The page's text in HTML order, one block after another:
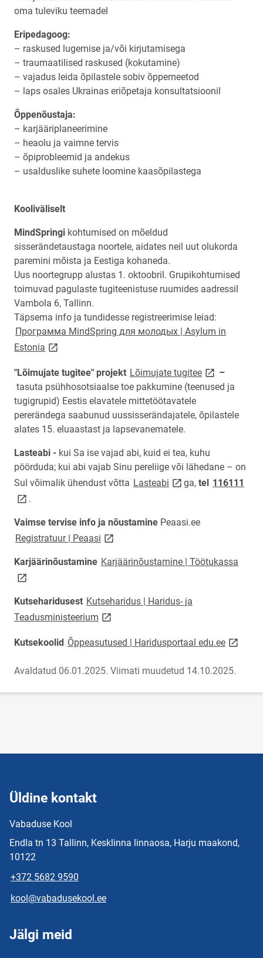
oma tuleviku teemadel
Eripedagoog:
– raskused lugemise ja/või kirjutamisega
– traumaatilised raskused (kokutamine)
– vajadus leida õpilastele sobiv õppemeetod
– laps osales Ukrainas eriõpetaja konsultatsioonil
Õppenõustaja:
– karjääriplaneerimine
– heaolu ja vaimne tervis
– õpiprobleemid ja andekus
– usalduslike suhete loomine kaasõpilastega
Kooliväliselt
MindSpringi kohtumised on mõeldud
sisserändetaustaga noortele, aidates neil uut olukorda
paremini mõista ja Eestiga kohaneda.
Uus noortegrupp alustas 1. oktoobril. Grupikohtumised
toimuvad pagulaste tugiteenistuse ruumides aadressil
Vambola 6, Tallinn.
Täpsema info ja tundidesse registreerimise leiad:
Программа MindSpring для молодых | Asylum in
Estonia link opens on new page
"Lõimujate tugitee" projekt Lõimujate tugiteelink opens on
–
tasuta psühhosotsiaalse toe pakkumine (teenused ja
tugigrupid) Eestis elavatele mittetöötavatele
pererändega saabunud uussisserändajatele, õpilastele
alates 15. eluaastast ja lapsevanematele.
Lasteabi - kui Sa ise vajad abi, kuid ei tea, kuhu
pöörduda; kui abi vajab Sinu pereliige või lähedane – on
Sul võimalik ühendust võtta Lasteabi link opens on new
ga, tel 116111
.
Vaimse tervise info ja nõustamine Peaasi.ee
Registratuur | Peaasi link opens on new page
Karjäärinõustamine Karjäärinõustamine | Töötukassa
Kutseharidusest Kutseharidus | Haridus- ja
Teadusministeerium link opens on new page
Kutsekoolid Õppeasutused | Haridusportaal edu.eelink
Avaldatud 06.01.2025. Viimati muudetud 14.10.2025.
Üldine kontakt
Vabaduse Kool
Endla tn 13 Tallinn, Kesklinna linnaosa, Harju maakond,
10122
+372 5682 9590
kool@vabadusekool.ee
Jälgi meid